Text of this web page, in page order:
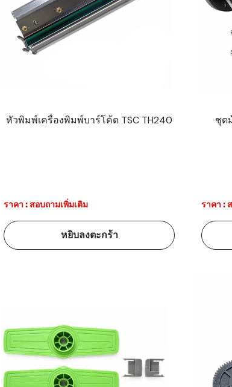
ขายธุรกิจค้าปลีก
การพัฒนาบาร์โค้ดในงาน
อุตสาหกรรม
อุตสาหกรรมเสื้อผ้า
อุตสาหกรรมเคมี
ระบบบาร์โค้ดในด้านการ
แพทย์
วิธีเลือกเครื่องพิมพ์บาร์
โค้ด
เครื่องพิมพ์บาร์โค้ดคือ
หัวพิมพ์เครื่องพิมพ์บาร์โค้ด TSC TH240
ราคา : สอบถามเพิ่มเติม
หยิบลงตะกร้า
ชุด
ราคา :